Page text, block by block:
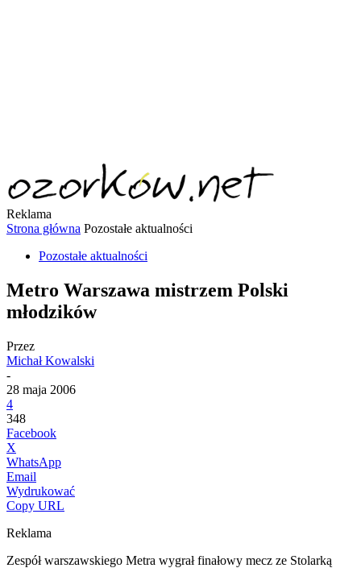
Reklama
Strona główna Pozostałe aktualności
Pozostałe aktualności
Metro Warszawa mistrzem Polski
młodzików
Przez
Michał Kowalski
-
28 maja 2006
4
348
Facebook
X
WhatsApp
Email
Wydrukować
Copy URL
Reklama
Zespół warszawskiego Metra wygrał finałowy mecz ze Stolarką